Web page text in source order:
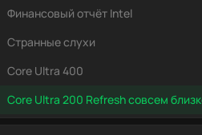
Финансовый отчёт Intel
Странные слухи
Core Ultra 400
Core Ultra 200 Refresh совсем